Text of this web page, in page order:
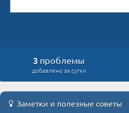
3 проблемы
добавлено за сутки
Заметки и полезные советы